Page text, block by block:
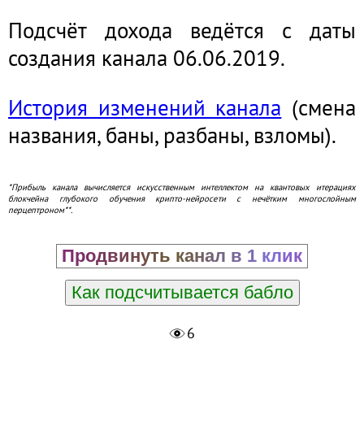
Подсчёт дохода ведётся с даты
создания канала 06.06.2019.
История изменений канала (смена
названия, баны, разбаны, взломы).
*Прибыль канала вычисляется искусственным интеллектом на квантовых итерациях
блокчейна глубокого обучения крипто-нейросети с нечётким многослойным
перцептроном**.
Продвинуть канал в 1 клик
Как подсчитывается бабло
6